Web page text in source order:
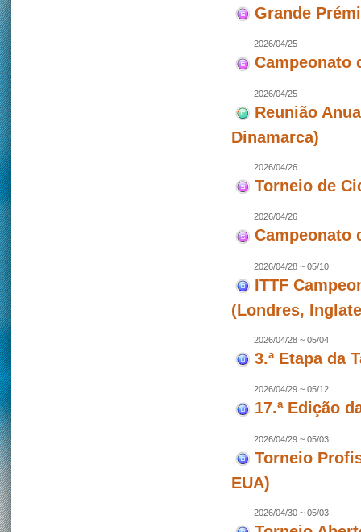
Grande
2026/04/25
Campeonato
2026/04/25
Reunião
Dinamarca)
2026/04/26
Torneio de
2026/04/26
Campeonato
2026/04/28 ~ 05/10
ITTF
(Londres,
2026/04/28 ~ 05/04
3.ª Etapa da
2026/04/29 ~ 05/12
17.ª Edição
2026/04/29 ~ 05/03
Torneio
EUA)
2026/04/30 ~ 05/03